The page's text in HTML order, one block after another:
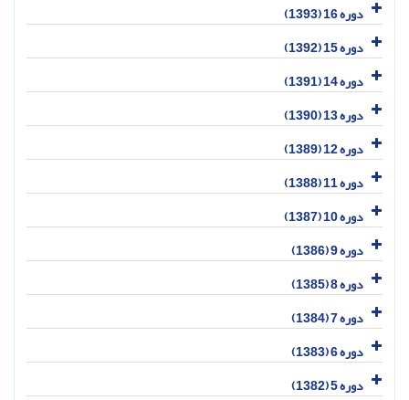
دوره 16 (1393)
دوره 15 (1392)
دوره 14 (1391)
دوره 13 (1390)
دوره 12 (1389)
دوره 11 (1388)
دوره 10 (1387)
دوره 9 (1386)
دوره 8 (1385)
دوره 7 (1384)
دوره 6 (1383)
دوره 5 (1382)